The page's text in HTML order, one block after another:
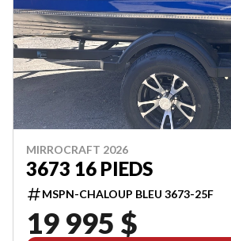
MIRROCRAFT 2026
3673 16 PIEDS
MSPN-CHALOUP BLEU 3673-25F
19 995 $